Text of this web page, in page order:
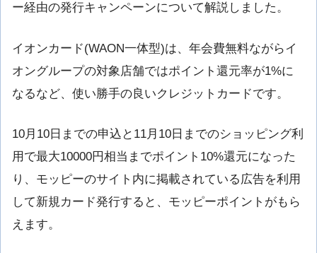
ー経由の発行キャンペーンについて解説しました。
イオンカード(WAON一体型)は、年会費無料ながらイ
オングループの対象店舗ではポイント還元率が1%に
なるなど、使い勝手の良いクレジットカードです。
10月10日までの申込と11月10日までのショッピング利
用で最大10000円相当までポイント10%還元になった
り、モッピーのサイト内に掲載されている広告を利用
して新規カード発行すると、モッピーポイントがもら
えます。